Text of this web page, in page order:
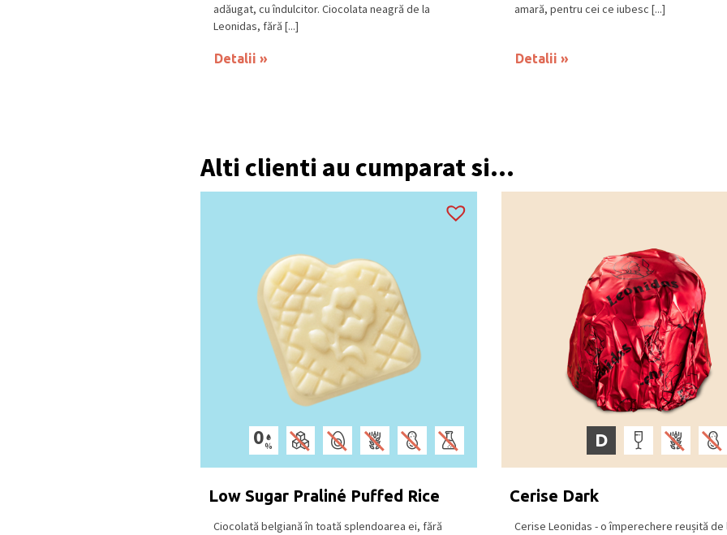
adăugat, cu îndulcitor. Ciocolata neagră de la
Leonidas, fără [...]
Detalii
amară, pentru cei ce iubesc [...]
Detalii
Alti clienti au cumparat si...
Low Sugar Praliné Puffed Rice
Ciocolată belgiană în toată splendoarea ei, fără
D
Cerise Dark
Cerise Leonidas - o împerechere reușită de